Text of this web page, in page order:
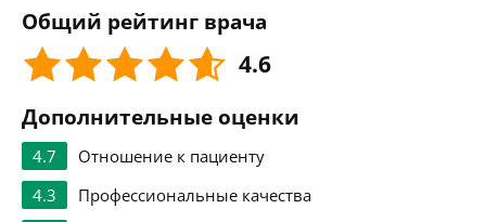
Общий рейтинг врача
4.6
Дополнительные оценки
4.7
Отношение к пациенту
4.3
Профессиональные качества